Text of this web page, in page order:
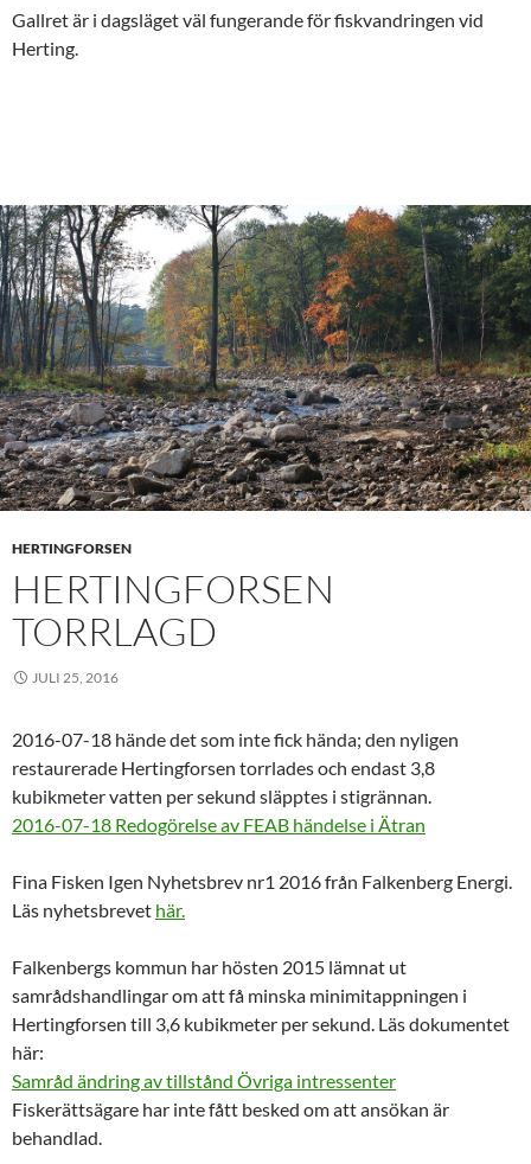
Gallret är i dagsläget väl fungerande för fiskvandringen vid
Herting.
HERTINGFORSEN
HERTINGFORSEN
TORRLAGD
JULI 25, 2016
2016-07-18 hände det som inte fick hända; den nyligen
restaurerade Hertingforsen torrlades och endast 3,8
kubikmeter vatten per sekund släpptes i stigrännan.
2016-07-18 Redogörelse av FEAB händelse i Ätran
Fina Fisken Igen Nyhetsbrev nr1 2016 från Falkenberg Energi.
Läs nyhetsbrevet här.
Falkenbergs kommun har hösten 2015 lämnat ut
samrådshandlingar om att få minska minimitappningen i
Hertingforsen till 3,6 kubikmeter per sekund. Läs dokumentet
här:
Samråd ändring av tillstånd Övriga intressenter
Fiskerättsägare har inte fått besked om att ansökan är
behandlad.